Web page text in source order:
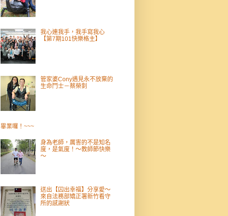
我心連我手，我手寫我心
【第7期101快樂格主】
管家婆Cony遇見永不放棄的
生命鬥士－蔡榮釗
畢業囉！~~~
身為老師，厲害的不是知名
度，是氣度！～教師節快樂
～
送出【囚出幸福】分享愛～
來自法務部矯正署新竹看守
所的感謝狀